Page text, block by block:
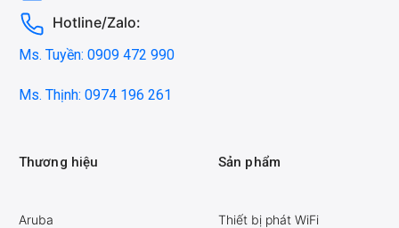
Hotline/Zalo:
Ms. Tuyền: 0909 472 990
Ms. Thịnh: 0974 196 261
Thương hiệu
Aruba
Sản phẩm
Thiết bị phát WiFi